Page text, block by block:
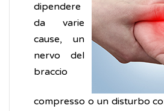
dipendere
da varie
cause, un
nervo del
braccio
compresso o un disturbo